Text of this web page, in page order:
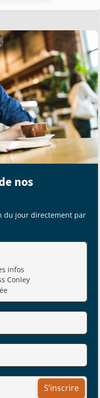
nos
du jour directement par
infos
Conley
S’inscrire